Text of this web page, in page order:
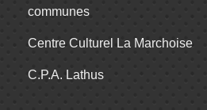
communes
Centre Culturel La Marchoise
C.P.A. Lathus